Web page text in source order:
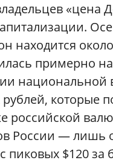
«цена
находится
примерно
которые
российской
России — лишь
пиковых $120